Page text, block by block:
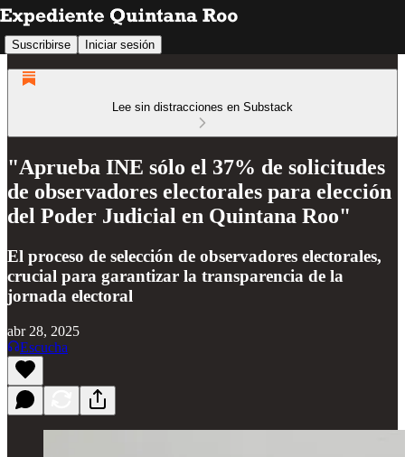
Suscribirse Iniciar sesión
Lee sin distracciones en Substack
"Aprueba INE sólo el 37% de solicitudes
de observadores electorales para elección
del Poder Judicial en Quintana Roo"
El proceso de selección de observadores electorales,
crucial para garantizar la transparencia de la
jornada electoral
abr 28, 2025
Escucha